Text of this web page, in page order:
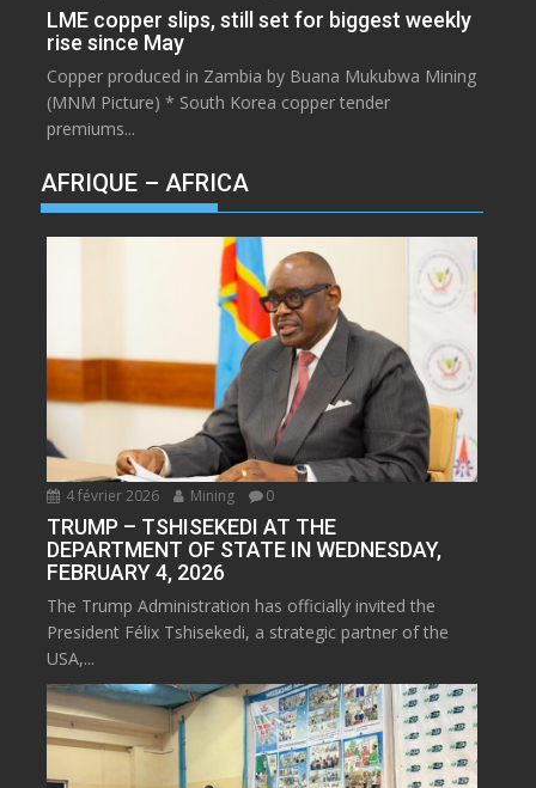
LME copper slips, still set for biggest weekly
rise since May
Copper produced in Zambia by Buana Mukubwa Mining
(MNM Picture) * South Korea copper tender
premiums...
AFRIQUE – AFRICA
4 février 2026 Mining 0
TRUMP – TSHISEKEDI AT THE
DEPARTMENT OF STATE IN WEDNESDAY,
FEBRUARY 4, 2026
The Trump Administration has officially invited the
President Félix Tshisekedi, a strategic partner of the
USA,...